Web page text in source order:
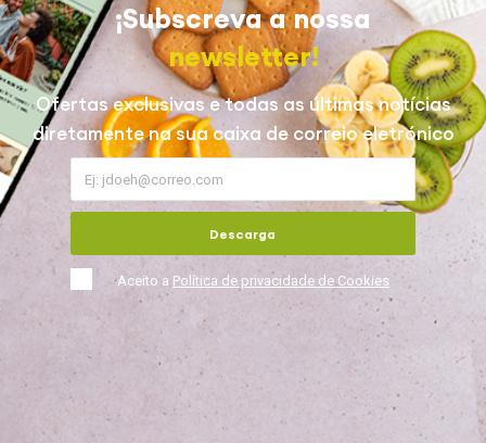
¡Subscreva a nossa
newsletter!
Ofertas exclusivas e todas as últimas notícias
diretamente na sua caixa de correio eletrónico
Aceito a Política de privacidade de Cookies
Descarga